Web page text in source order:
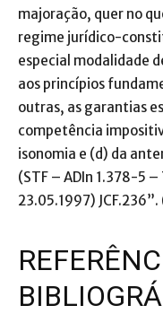
majoração, quer no
regime jurídico-
especial modalidade
aos princípios
outras, as garantias
competência
isonomia e (d) da
(STF – ADIn 1.378-5 –
23.05.1997)